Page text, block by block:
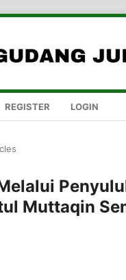
REGISTER LOGIN
Muttaqin